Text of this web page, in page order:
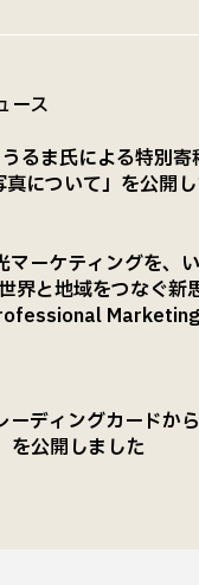
ース
うるま氏による特別
真について」を公開
マーケティングを、
界と地域をつなぐ新
ーディングカードか
を公開しました